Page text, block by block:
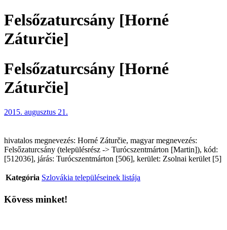
Felsőzaturcsány [Horné
Záturčie]
Felsőzaturcsány [Horné
Záturčie]
2015. augusztus 21.
hivatalos megnevezés: Horné Záturčie, magyar megnevezés:
Felsőzaturcsány (településrész -> Turócszentmárton [Martin]), kód:
[512036], járás: Turócszentmárton [506], kerület: Zsolnai kerület [5]
Kategória Szlovákia településeinek listája
Kövess minket!